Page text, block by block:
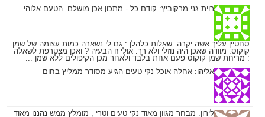
רוית גני מרקוביץ: קודם כל - מתכון אכן מושלם. הטעם אלוהי.
סחטיין עליך אשה יקרה. שאלות כלהלן : גם לי נשארה כמות עצומה של שמן
קוקוס. מוודה שאכן היה נוזלי ולא רך. אולי זו הבעיה ? ואכן מצטרפת לשאלה
: מריחת שמן קוקוס פעם אחת בלבד ולאחר מכן הקיפולים ללא שמן ...
אליהו: אחלה אוכל נקי טעים הגיע מסודר ממליץ בחום
לירון: מבחר מגוון מאוד נקי טעים וטרי , מומלץ ממש נהננו מאוד